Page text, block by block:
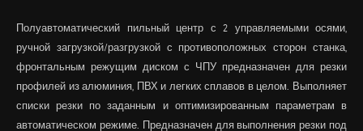
Полуавтоматический пильный центр с 2 управляемыми осями,
ручной загрузкой/разгрузкой с противоположных сторон станка,
фронтальным режущим диском с ЧПУ предназначен для резки
профилей из алюминия, ПВХ и легких сплавов в целом. Выполняет
списки резки по заданным и оптимизированным параметрам в
автоматическом режиме. Предназначен для выполнения резки под